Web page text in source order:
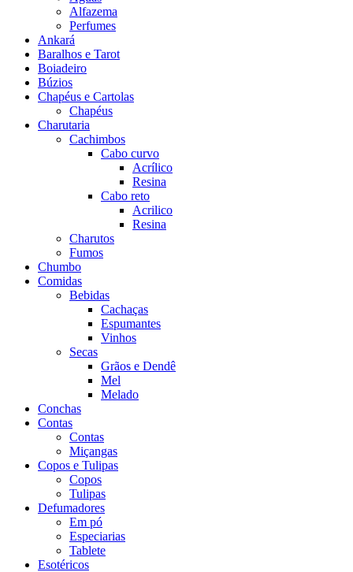
Alfazema
Perfumes
Ankará
Baralhos e Tarot
Boiadeiro
Búzios
Chapéus e Cartolas
Chapéus
Charutaria
Cachimbos
Cabo curvo
Acrílico
Resina
Cabo reto
Acrilico
Resina
Charutos
Fumos
Chumbo
Comidas
Bebidas
Cachaças
Espumantes
Vinhos
Secas
Grãos e Dendê
Mel
Melado
Conchas
Contas
Contas
Miçangas
Copos e Tulipas
Copos
Tulipas
Defumadores
Em pó
Especiarias
Tablete
Esotéricos